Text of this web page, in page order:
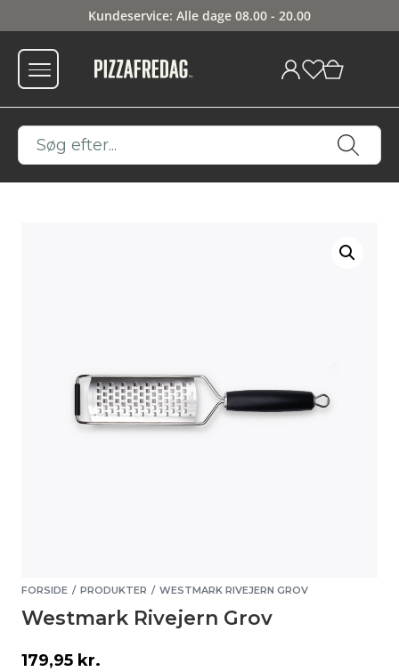
Tlf 60 98 10 10
FORSIDE / PRODUKTER / WESTMARK RIVEJERN GROV
Westmark Rivejern Grov
179,95 kr.